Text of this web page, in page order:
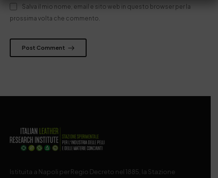
Salva il mio nome, email e sito web in questo browser per la
prossima volta che commento.
Post Comment
Istituita a Napoli per Regio Decreto nel 1885, la Stazione